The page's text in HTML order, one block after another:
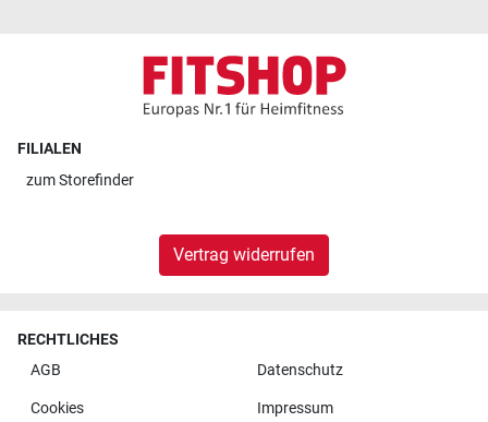
FILIALEN
zumStorefinder
Vertrag widerrufen
RECHTLICHES
AGB
Datenschutz
Cookies Impressum